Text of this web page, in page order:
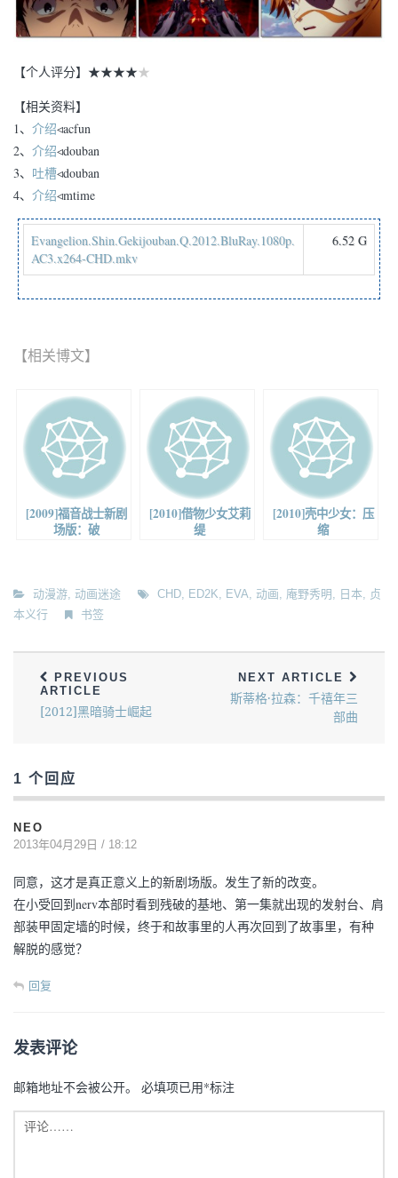
【个人评分】 ★★★★★
【相关资料】
1、 介绍◃acfun
2、 介绍◃douban
3、 吐槽◃douban
4、 介绍◃mtime
Evangelion.Shin.Gekijouban.Q.2012.BluRay.1080p.
AC3.x264-CHD.mkv
6.52 G
【相关博文】
[2009]福音战士新剧
场版：破
[2010]借物少女艾莉
缇
[2010]壳中少女：压
缩
动漫游, 动画迷途 CHD, ED2K, EVA, 动画, 庵野秀明 , 日本, 贞
本义行
书签
PREVIOUS
ARTICLE
[2012]黑暗骑士崛起
NEXT ARTICLE
斯蒂格·拉森：千禧年三
部曲
1 个回应
NEO
2013年04月29日 / 18:12
同意，这才是真正意义上的新剧场版。发生了新的改变。
在小受回到nerv本部时看到残破的基地、第一集就出现的发射台、肩
部装甲固定墙的时候，终于和故事里的人再次回到了故事里，有种
解脱的感觉？
回复
发表评论
邮箱地址不会被公开。 必填项已用*标注